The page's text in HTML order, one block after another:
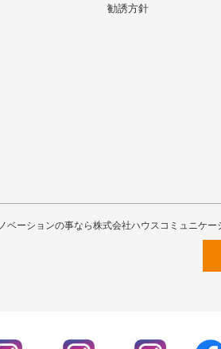
勧誘方針
ーションの事なら株式会社ハウスコミュニケー